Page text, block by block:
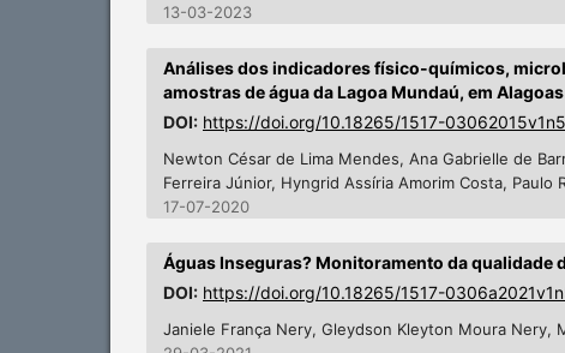
13-03-2023
Análises dos indicadores físico-químicos,
amostras de água da Lagoa Mundaú, em Alagoas
DOI: https://doi.org/10.18265/1517-
Newton César de Lima Mendes, Ana Gabrielle de
Ferreira Júnior, Hyngrid Assíria Amorim Costa,
17-07-2020
Águas Inseguras? Monitoramento da qualidade
DOI: https://doi.org/10.18265/1517-
Janiele França Nery, Gleydson Kleyton Moura Nery,